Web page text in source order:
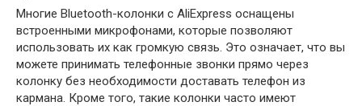
Многие Bluetooth-колонки с AliExpress оснащены
встроенными микрофонами, которые позволяют
использовать их как громкую связь. Это означает, что вы
можете принимать телефонные звонки прямо через
колонку без необходимости доставать телефон из
кармана. Кроме того, такие колонки часто имеют